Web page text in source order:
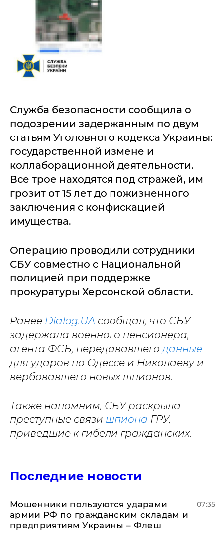
Служба безопасности сообщила о
подозрении задержанным по двум
статьям Уголовного кодекса Украины:
государственной измене и
коллаборационной деятельности.
Все трое находятся под стражей, им
грозит от 15 лет до пожизненного
заключения с конфискацией
имущества.
Операцию проводили сотрудники
СБУ совместно с Национальной
полицией при поддержке
прокуратуры Херсонской области.
Ранее Dialog.UA сообщал, что СБУ
задержала военного пенсионера,
агента ФСБ, передававшегоданные
для ударов по Одессе и Николаеву и
вербовавшего новых шпионов.
Также напомним, СБУ раскрыла
преступные связи шпиона ГРУ,
приведшие к гибели гражданских.
Последние новости
Мошенники пользуются ударами
армии РФ по гражданским складам и
предприятиям Украины – Флеш
07:35